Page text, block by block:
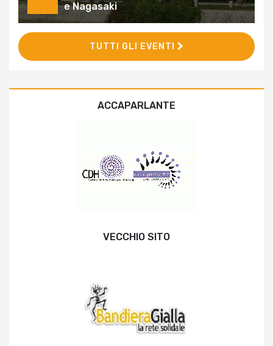
e Nagasaki
TUTTI GLI EVENTI
ACCAPARLANTE
VECCHIO SITO